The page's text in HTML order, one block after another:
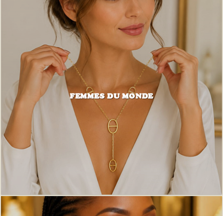
FEMMES DU MONDE